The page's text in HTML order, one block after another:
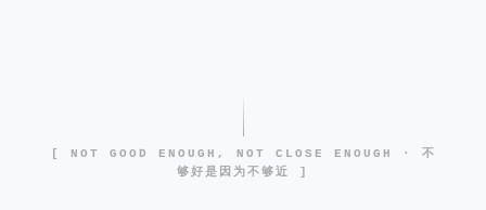
[ NOT GOOD ENOUGH, NOT CLOSE ENOUGH · 不
够好是因为不够近 ]